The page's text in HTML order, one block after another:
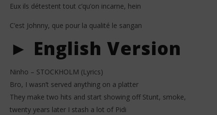
Eux ils détestent tout c’qu’on incarne, hein
C’est Johnny, que pour la qualité le sangan
► English Version
Ninho – STOCKHOLM (Lyrics)
Bro, I wasn’t served anything on a platter
They make two hits and start showing off Stunt, smoke,
twenty years later I stash a lot of Pidi